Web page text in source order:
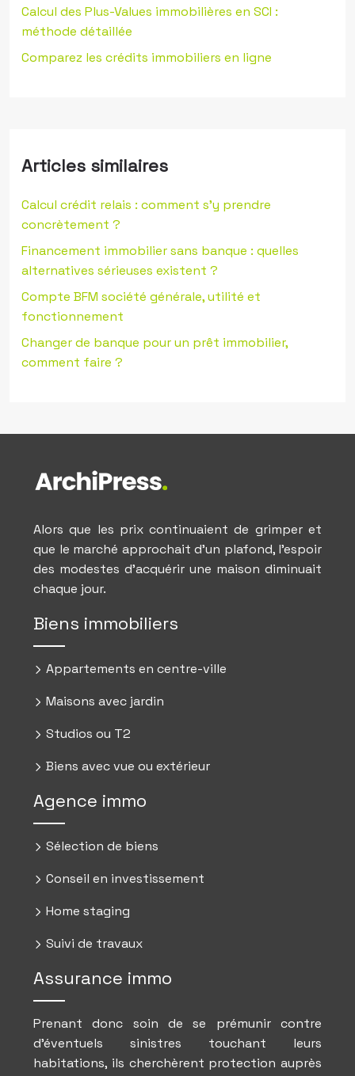
Calcul des Plus-Values immobilières en SCI :
méthode détaillée
Comparez les crédits immobiliers en ligne
Articles similaires
Calcul crédit relais : comment s’y prendre
concrètement ?
Financement immobilier sans banque : quelles
alternatives sérieuses existent ?
Compte BFM société générale, utilité et
fonctionnement
Changer de banque pour un prêt immobilier,
comment faire ?
Alors que les prix continuaient de grimper et
que le marché approchait d’un plafond, l’espoir
des modestes d’acquérir une maison diminuait
chaque jour.
Biens immobiliers
Appartements en centre-ville
Maisons avec jardin
Studios ou T2
Biens avec vue ou extérieur
Agence immo
Sélection de biens
Conseil en investissement
Home staging
Suivi de travaux
Assurance immo
Prenant donc soin de se prémunir contre
d’éventuels sinistres touchant leurs
habitations, ils cherchèrent protection auprès